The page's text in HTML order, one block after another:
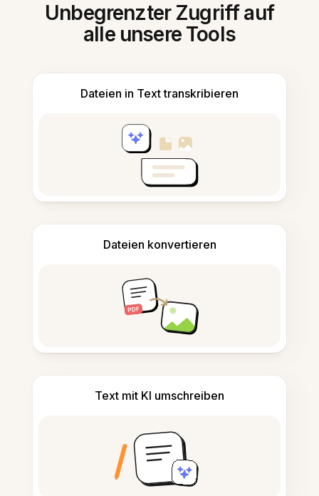
Unbegrenzter Zugriff auf
alle unsere Tools
Dateien in Text transkribieren
Dateien konvertieren
Text mit KI umschreiben